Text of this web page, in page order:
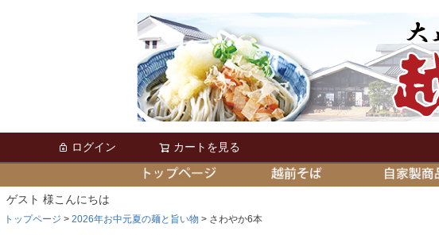
ログイン カートを見る
ゲスト 様こんにちは
トップページ 2026年お中元夏の麺と旨い物
さわやか6本